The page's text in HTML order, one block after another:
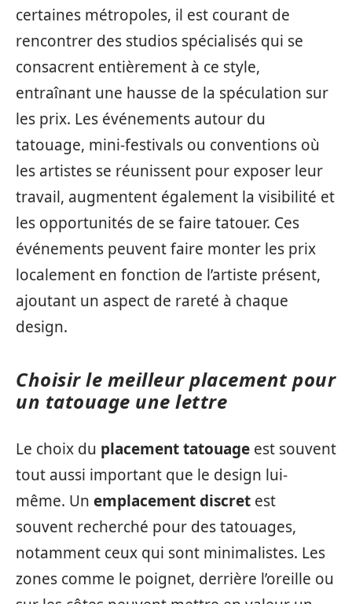
certaines métropoles, il est courant de
rencontrer des studios spécialisés qui se
consacrent entièrement à ce style,
entraînant une hausse de la spéculation sur
les prix. Les événements autour du
tatouage, mini-festivals ou conventions où
les artistes se réunissent pour exposer leur
travail, augmentent également la visibilité et
les opportunités de se faire tatouer. Ces
événements peuvent faire monter les prix
localement en fonction de l’artiste présent,
ajoutant un aspect de rareté à chaque
design.
Choisir le meilleur placement pour
un tatouage une lettre
Le choix du placement tatouage est souvent
tout aussi important que le design lui-
même. Un emplacement discret est
souvent recherché pour des tatouages,
notamment ceux qui sont minimalistes. Les
zones comme le poignet, derrière l’oreille ou